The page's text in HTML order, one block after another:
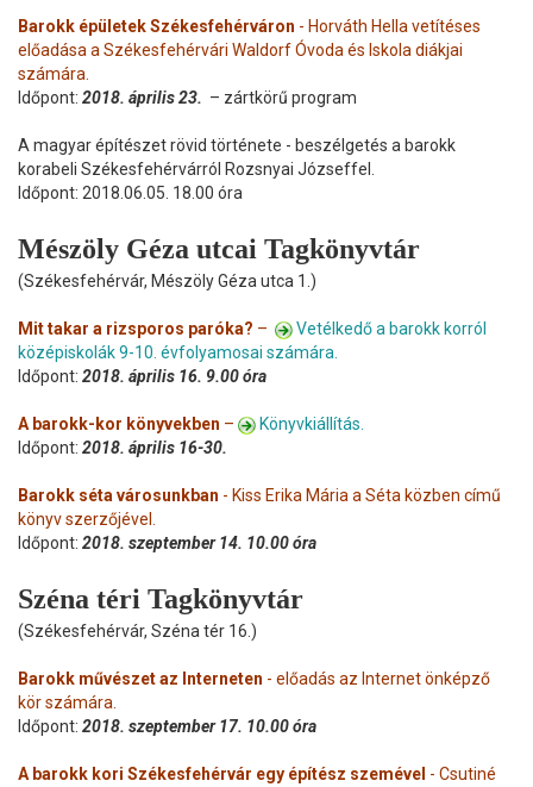
Barokk épületek Székesfehérváron - Horváth Hella vetítéses
előadása a Székesfehérvári Waldorf Óvoda és Iskola diákjai
számára.
Időpont: 2018. április 23. – zártkörű program
A magyar építészet rövid története - beszélgetés a barokk
korabeli Székesfehérvárról Rozsnyai Józseffel.
Időpont: 2018.06.05. 18.00 óra
Mészöly Géza utcai Tagkönyvtár
(Székesfehérvár, Mészöly Géza utca 1.)
Mit takar a rizsporos paróka? –
Vetélkedő a barokk korról
középiskolák 9-10. évfolyamosai számára.
Időpont: 2018. április 16. 9.00 óra
A barokk-kor könyvekben –
Könyvkiállítás.
Időpont: 2018. április 16-30.
Barokk séta városunkban - Kiss Erika Mária a Séta közben című
könyv szerzőjével.
Időpont: 2018. szeptember 14. 10.00 óra
Széna téri Tagkönyvtár
(Székesfehérvár, Széna tér 16.)
Barokk művészet az Interneten - előadás az Internet önképző
kör számára.
Időpont: 2018. szeptember 17. 10.00 óra
A barokk kori Székesfehérvár egy építész szemével - Csutiné